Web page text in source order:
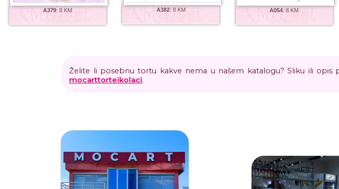
A379:8 KM A382: 8 KM A054:8 KM
Želite li posebnu tortu kakve nema u našem katalogu? Sliku ili opis
mocarttorteikolaci.